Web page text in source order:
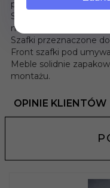
pojedyncze elementy.
Szafki posiadają
metalowych
Szafki przeznaczone
Front szafki pod
Meble solidnie
montażu.
OPINIE KLIENTÓW